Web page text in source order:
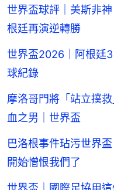
世界盃球評｜美斯非
根廷再演逆轉勝
世界盃2026｜阿根廷
球紀錄
摩洛哥門將「站立撲
血之男｜世界盃
巴洛根事件玷污世界
開始憎恨我們了